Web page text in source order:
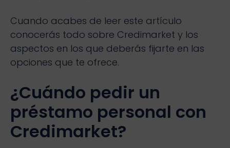
Cuando acabes de leer este artículo
conocerás todo sobre Credimarket y los
aspectos en los que deberás fijarte en las
opciones que te ofrece.
¿Cuándo pedir un
préstamo personal con
Credimarket?